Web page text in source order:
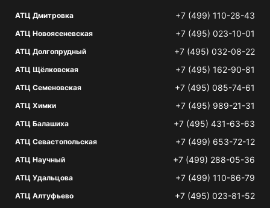
АТЦ Дмитровка +7 (499) 110-28-43
АТЦ Новоясеневская +7 (495) 023-10-01
АТЦ Долгопрудный +7 (495) 032-08-22
АТЦ Щёлковская +7 (495) 162-90-81
АТЦ Семеновская +7 (495) 085-74-61
АТЦ Химки +7 (495) 989-21-31
АТЦ Балашиха +7 (495) 431-63-63
АТЦ Севастопольская +7 (499) 653-72-12
АТЦ Научный +7 (499) 288-05-36
АТЦ Удальцова +7 (499) 110-86-79
АТЦ Алтуфьево +7 (495) 023-81-52